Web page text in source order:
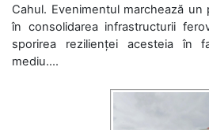
Cahul. Evenimentul marchează
în consolidarea infrastructurii
sporirea rezilienței acesteia în
mediu....